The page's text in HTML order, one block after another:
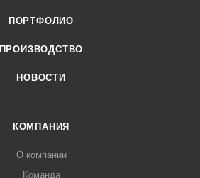
ПОРТФОЛИО
ПРОИЗВОДСТВО
НОВОСТИ
КОМПАНИЯ
О компании
Команда